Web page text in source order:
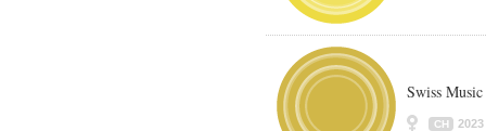
Swiss
CH 2023